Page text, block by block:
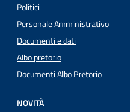
Politici
Personale Amministrativo
Documenti e dati
Albo pretorio
Documenti Albo Pretorio
NOVITÀ